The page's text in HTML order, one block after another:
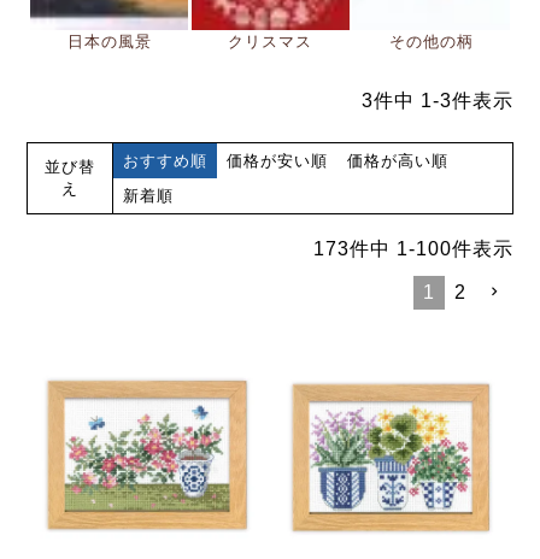
日本の風景 クリスマス その他の柄
3件中 1-3件表示
並び替
え
おすすめ順 価格が安い順
価格が高い順
新着順
173件中 1-100件表示
1 2